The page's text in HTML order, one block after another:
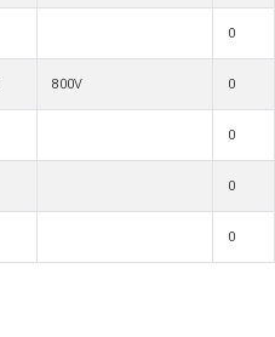
0
800V 0
0
0
0